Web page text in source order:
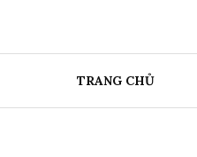
TRANG CHỦ